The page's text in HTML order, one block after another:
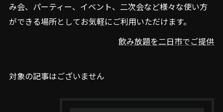
み会、パーティー、イベント、二次会など様々な使い方
ができる場所としてお気軽にご利用いただけます。
飲み放題を二日市でご提供
対象の記事はございません